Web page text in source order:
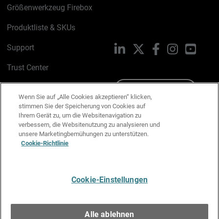
Größenwerkzeug Firebox
Produktliste & SKUs
Support
Trust Center
Cookie-Richtlinie
Datenschutzrichtlinie
Media & Brand Kit
LinkedIn FacebookInstagram
Wenn Sie auf „Alle Cookies akzeptieren“ klicken,
stimmen Sie der Speicherung von Cookies auf
Ihrem Gerät zu, um die Websitenavigation zu
verbessern, die Websitenutzung zu analysieren und
unsere Marketingbemühungen zu unterstützen.
Cookie-Richtlinie
Cookie-Einstellungen
Alle ablehnen